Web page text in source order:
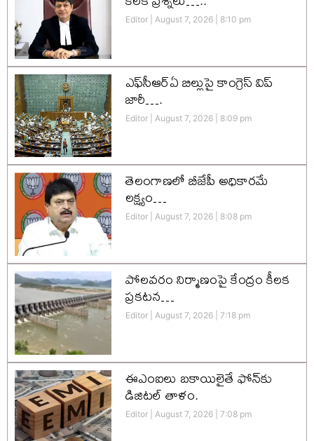
Editor August 7, 2026 8:10 pm
ఎఫ్‌సీఆర్‌ఏ బిల్లుపై కాంగ్రెస్ విప్
జారీ….
Editor August 7, 2026 8:09 pm
తెలంగాణలో బీజేపీ అధికారమే
లక్ష్యం…
Editor August 7, 2026 8:08 pm
పోలవరం నిర్మాణంపై కేంద్రం కీలక
ప్రకటన…
Editor August 7, 2026 7:18 pm
ఈఎంఐలు బకాయిలైతే ఫోన్‌కు
డిజిటల్ తాళం.
Editor August 7, 2026 7:08 pm